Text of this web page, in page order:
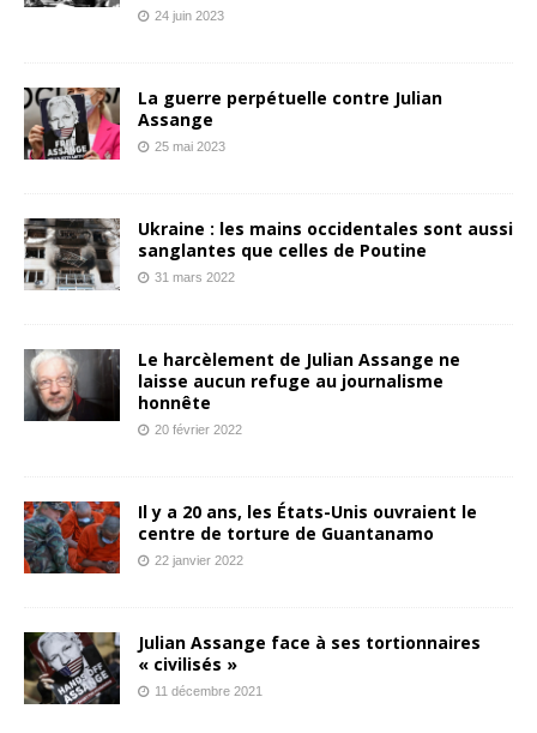
24 juin 2023
La guerre perpétuelle contre Julian
Assange
25 mai 2023
Ukraine : les mains occidentales sont aussi
sanglantes que celles de Poutine
31 mars 2022
Le harcèlement de Julian Assange ne
laisse aucun refuge au journalisme
honnête
20 février 2022
Il y a 20 ans, les États-Unis ouvraient le
centre de torture de Guantanamo
22 janvier 2022
Julian Assange face à ses tortionnaires
« civilisés »
11 décembre 2021